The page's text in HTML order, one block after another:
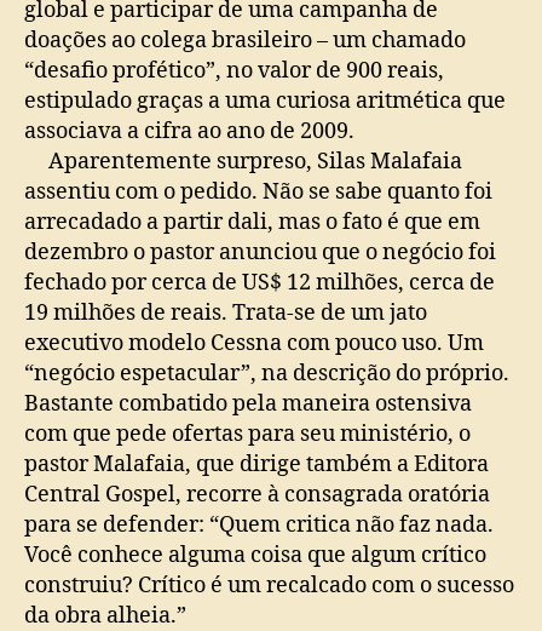
global e participar de uma campanha de
doações ao colega brasileiro – um chamado
“desafio profético”, no valor de 900 reais,
estipulado graças a uma curiosa aritmética que
associava a cifra ao ano de 2009.
Aparentemente surpreso, Silas Malafaia
assentiu com o pedido. Não se sabe quanto foi
arrecadado a partir dali, mas o fato é que em
dezembro o pastor anunciou que o negócio foi
fechado por cerca de US$ 12 milhões, cerca de
19 milhões de reais. Trata-se de um jato
executivo modelo Cessna com pouco uso. Um
“negócio espetacular”, na descrição do próprio.
Bastante combatido pela maneira ostensiva
com que pede ofertas para seu ministério, o
pastor Malafaia, que dirige também a Editora
Central Gospel, recorre à consagrada oratória
para se defender: “Quem critica não faz nada.
Você conhece alguma coisa que algum crítico
construiu? Crítico é um recalcado com o sucesso
da obra alheia.”